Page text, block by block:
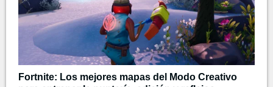
Fortnite: Los mejores mapas del Modo Creativo